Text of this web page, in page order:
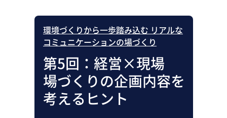
環境づくりから一歩踏み込む リアルな
コミュニケーションの場づくり
第5回：経営×現場
場づくりの企画内容を
考えるヒント